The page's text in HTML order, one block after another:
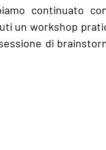
continuato
un workshop
di